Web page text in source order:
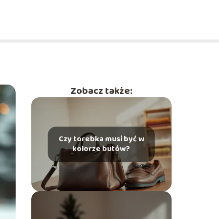
Zobacz także:
Czy torebka musi być w
kolorze butów?